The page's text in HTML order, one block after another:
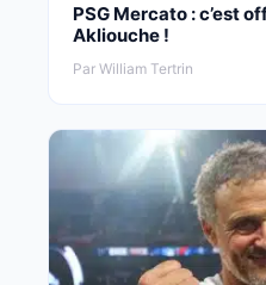
PSG Mercato : c’est
Akliouche !
Par William Tertrin